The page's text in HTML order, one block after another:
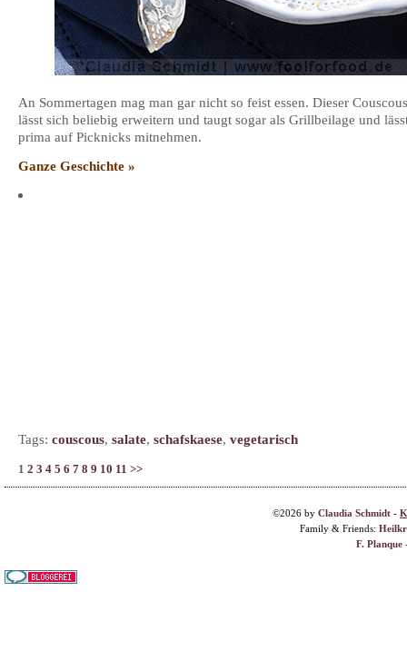
An Sommertagen mag man gar nicht so feist essen. Dieser
lässt sich beliebig erweitern und taugt sogar als Grillbeilage und
prima auf Picknicks mitnehmen.
Ganze Geschichte »
Tags: couscous, salate, schafskaese, vegetarisch
1 2 3 4 5 6 7 8 9 10 11 >>
©2026 by Claudia Schmidt -
Family & Friends:
F. Planque